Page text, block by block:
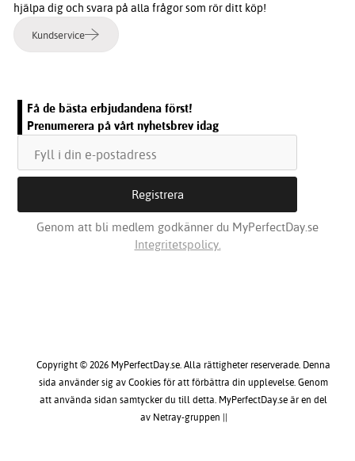
hjälpa dig och svara på alla frågor som rör ditt köp!
Kundservice
Få de bästa erbjudandena först!
Prenumerera på vårt nyhetsbrev idag
Genom att bli medlem godkänner du MyPerfectDay.se
Integritetspolicy.
Copyright © 2026 MyPerfectDay.se. Alla rättigheter reserverade. Denna
sida använder sig av Cookies för att förbättra din upplevelse. Genom
att använda sidan samtycker du till detta. MyPerfectDay.se är en del
av Netray-gruppen ||